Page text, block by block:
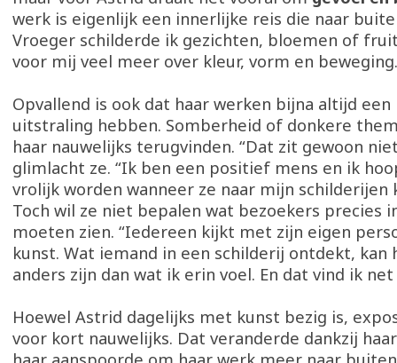
werk is eigenlijk een innerlijke reis die naar
Vroeger schilderde ik gezichten, bloemen of
voor mij veel meer over kleur, vorm en
Opvallend is ook dat haar werken bijna altijd
uitstraling hebben. Somberheid of donkere
haar nauwelijks terugvinden. “Dat zit gewoon
glimlacht ze. “Ik ben een positief mens en ik
vrolijk worden wanneer ze naar mijn schilderijen
Toch wil ze niet bepalen wat bezoekers precies
moeten zien. “Iedereen kijkt met zijn eigen
kunst. Wat iemand in een schilderij ontdekt, kan
anders zijn dan wat ik erin voel. En dat vind ik
Hoewel Astrid dagelijks met kunst bezig is,
voor kort nauwelijks. Dat veranderde dankzij